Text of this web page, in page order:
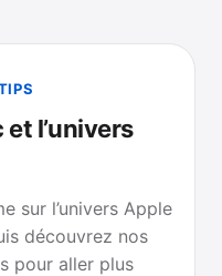
l’univers
sur l’univers Apple
découvrez nos
pour aller plus